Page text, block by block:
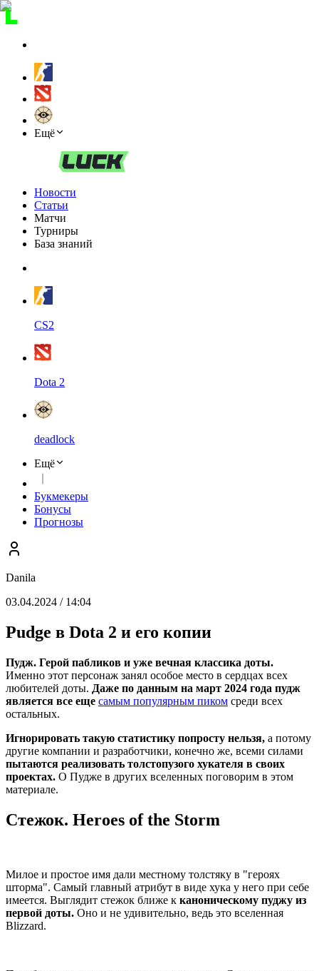
Ещё
Новости
Статьи
Матчи
Турниры
База знаний
CS2
Dota 2
deadlock
Ещё
Букмекеры
Бонусы
Прогнозы
Danila
03.04.2024 / 14:04
Pudge в Dota 2 и его копии
Пудж. Герой пабликов и уже вечная классика доты.
Именно этот персонаж занял особое место в сердцах всех
любителей доты. Даже по данным на март 2024 года пудж
является все еще самым популярным пиком среди всех
остальных.
Игнорировать такую статистику попросту нельзя, а потому
другие компании и разработчики, конечно же, всеми силами
пытаются реализовать толстопузого хукателя в своих
проектах. О Пудже в других вселенных поговорим в этом
материале.
Стежок. Heroes of the Storm
Милое и простое имя дали местному толстяку в "героях
шторма". Самый главный атрибут в виде хука у него при себе
имеется. Выглядит стежок ближе к каноническому пуджу из
первой доты. Оно и не удивительно, ведь это вселенная
Blizzard.